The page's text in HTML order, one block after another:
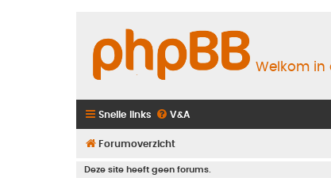
Welkom in
Snelle links V&A
Forumoverzicht
Deze site heeft geen forums.